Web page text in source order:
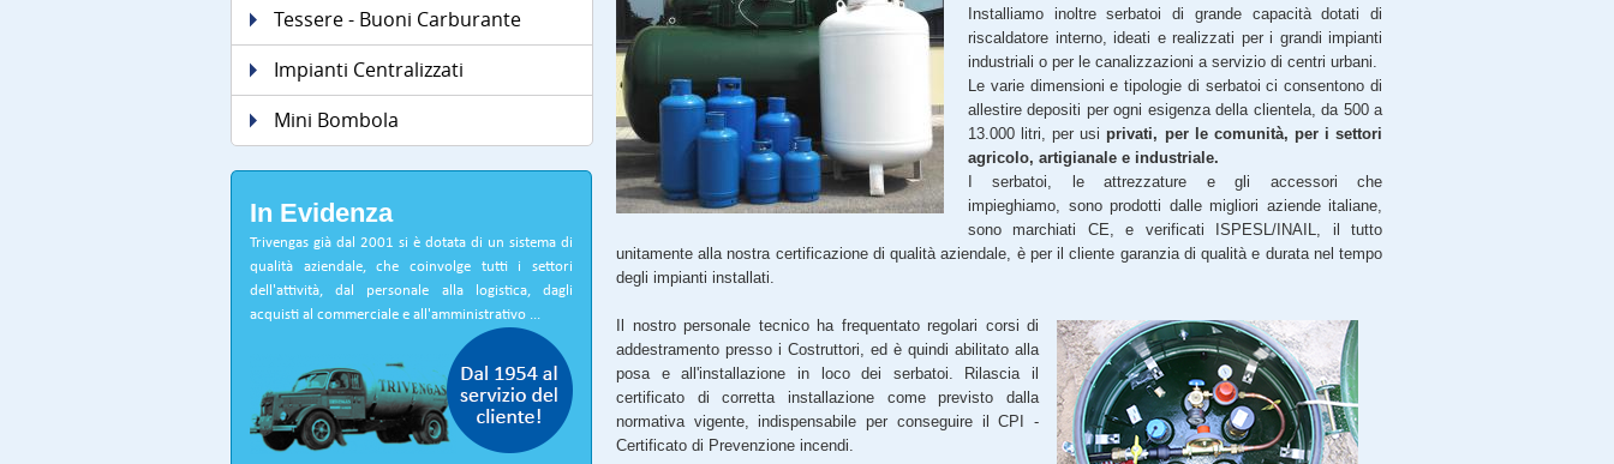
Tessere - Buoni Carburante
Impianti Centralizzati
Mini Bombola
In Evidenza
Trivengas già dal 2001 si è dotata di un sistema di
qualità aziendale, che coinvolge tutti i settori
dell'attività, dal personale alla logistica, dagli
acquisti al commerciale e all'amministrativo ...
Installiamo inoltre serbatoi di grande capacità dotati di
riscaldatore interno, ideati e realizzati per i grandi impianti
industriali o per le canalizzazioni a servizio di centri urbani.
Le varie dimensioni e tipologie di serbatoi ci consentono di
allestire depositi per ogni esigenza della clientela, da 500 a
13.000 litri, per usiprivati, per le comunità, per i settori
agricolo, artigianale e industriale.
I serbatoi, le attrezzature e gli accessori che
impieghiamo, sono prodotti dalle migliori aziende italiane,
sono marchiati CE, e verificati ISPESL/INAIL, il tutto
unitamente alla nostra certificazione di qualità aziendale, è per il cliente garanzia di qualità e durata nel tempo
degli impianti installati.
Il nostro personale tecnico ha frequentato regolari corsi di
addestramento presso i Costruttori, ed è quindi abilitato alla
posa e all'installazione in loco dei serbatoi. Rilascia il
certificato di corretta installazione come previsto dalla
normativa vigente, indispensabile per conseguire il CPI -
Certificato di Prevenzione incendi.